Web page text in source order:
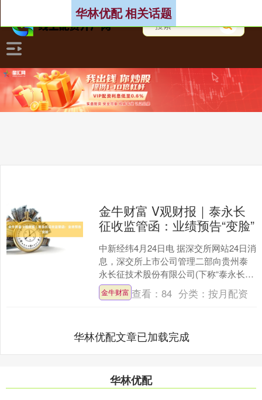
华林优配 相关话题
金牛财富 V观财报｜泰永长
征收监管函：业绩预告“变脸”
中新经纬4月24日电 据深交所网站24日消
息，深交所上市公司管理二部向贵州泰
永长征技术股份有限公司(下称“泰永长
征”)下发监管函。 来源：深交所网站 深
交所上市....
金牛财富 查看：84 分类：按月配资
华林优配文章已加载完成
华林优配